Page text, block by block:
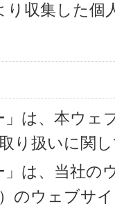
り収集した個
は、本ウェ
り扱いに関
は、当社の
のウェブサ